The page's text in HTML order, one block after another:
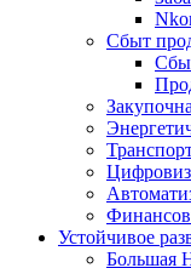
Сбыт
Устойчивое
Большая